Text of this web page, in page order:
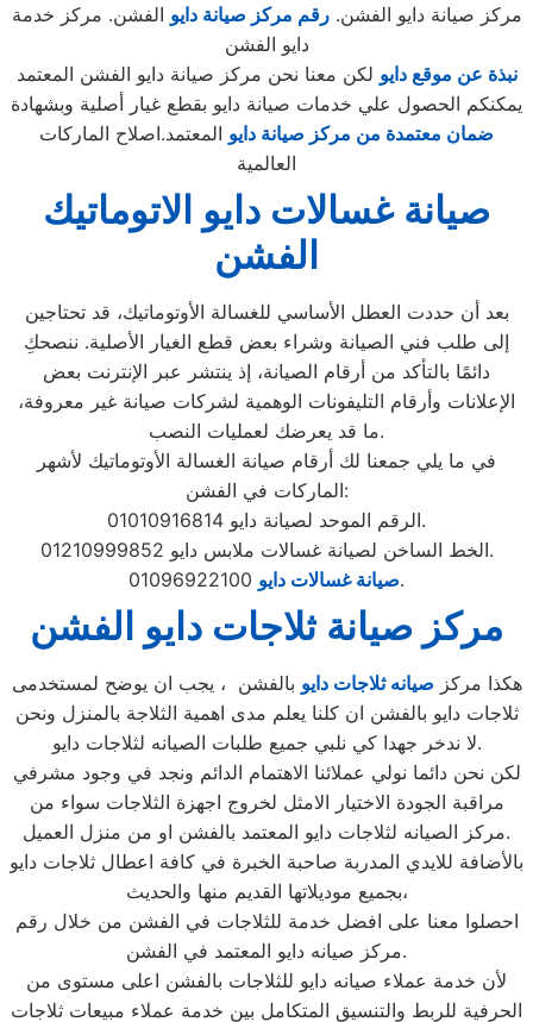
مركز صيانة دايو الفشن.رقم مركز صيانة دايو الفشن. مركز خدمة
دايو الفشن
نبذة عن موقع دايو لكن معنا نحن مركز صيانة دايو الفشن المعتمد
يمكنكم الحصول علي خدمات صيانة دايو بقطع غيار أصلية وبشهادة
ضمان معتمدة من مركز صيانة دايو المعتمد.اصلاح الماركات
العالمية
صيانة غسالات دايو الاتوماتيك
الفشن
بعد أن حددت العطل الأساسي للغسالة الأوتوماتيك، قد تحتاجين
إلى طلب فني الصيانة وشراء بعض قطع الغيار الأصلية. ننصحكِ
دائمًا بالتأكد من أرقام الصيانة، إذ ينتشر عبر الإنترنت بعض
الإعلانات وأرقام التليفونات الوهمية لشركات صيانة غير معروفة،
ما قد يعرضك لعمليات النصب.
في ما يلي جمعنا لك أرقام صيانة الغسالة الأوتوماتيك لأشهر
الماركات في الفشن:
الرقم الموحد لصيانة دايو 01010916814.
الخط الساخن لصيانة غسالات ملابس دايو 01210999852.
صيانة غسالات دايو01096922100.
مركز صيانة ثلاجات دايو الفشن
هكذا مركز صيانه ثلاجات دايو بالفشن ، يجب ان يوضح لمستخدمى
ثلاجات دايو بالفشن ان كلنا يعلم مدى اهمية الثلاجة بالمنزل ونحن
لا ندخر جهدا كي نلبي جميع طلبات الصيانه لثلاجات دايو.
لكن نحن دائما نولي عملائنا الاهتمام الدائم ونجد في وجود مشرفي
مراقبة الجودة الاختيار الامثل لخروج اجهزة الثلاجات سواء من
مركز الصيانه لثلاجات دايو المعتمد بالفشن او من منزل العميل.
بالأضافة للايدي المدربة صاحبة الخبرة في كافة اعطال ثلاجات دايو
بجميع موديلاتها القديم منها والحديث،
احصلوا معنا على افضل خدمة للثلاجات في الفشن من خلال رقم
مركز صيانه دايو المعتمد في الفشن.
لأن خدمة عملاء صيانه دايو للثلاجات بالفشن اعلى مستوى من
الحرفية للربط والتنسيق المتكامل بين خدمة عملاء مبيعات ثلاجات